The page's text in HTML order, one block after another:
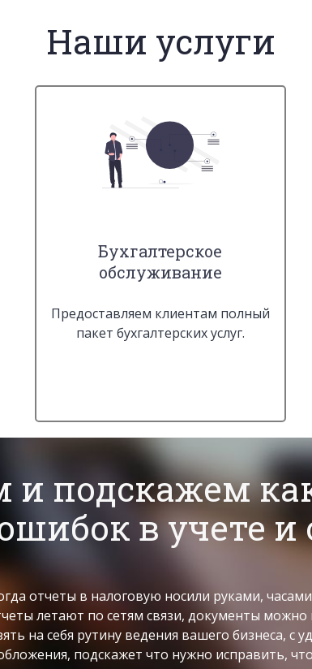
Наши услуги
Бухгалтерское
обслуживание
Предоставляем клиентам полный
пакет бухгалтерских услуг.
и подскажем
в учете и
отчеты в налоговую носили руками,
летают по сетям связи, документы
на себя рутину ведения вашего бизнеса, с
подскажет что нужно исправить,